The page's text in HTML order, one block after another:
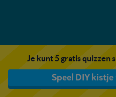
Je kunt 5 gratis quizzen
Speel DIY